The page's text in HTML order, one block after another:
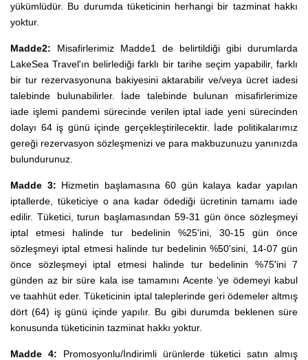
yükümlüdür. Bu durumda tüketicinin herhangi bir tazminat hakkı
yoktur.
Madde2: Misafirlerimiz Madde1 de belirtildiği gibi durumlarda
LakeSea Travel'ın belirlediği farklı bir tarihe seçim yapabilir, farklı
bir tur rezervasyonuna bakiyesini aktarabilir ve/veya ücret iadesi
talebinde bulunabilirler. İade talebinde bulunan misafirlerimize
iade işlemi pandemi sürecinde verilen iptal iade yeni sürecinden
dolayı 64 iş günü içinde gerçekleştirilecektir. İade politikalarımız
gereği rezervasyon sözleşmenizi ve para makbuzunuzu yanınızda
bulundurunuz.
Madde 3: Hizmetin başlamasına 60 gün kalaya kadar yapılan
iptallerde, tüketiciye o ana kadar ödediği ücretinin tamamı iade
edilir. Tüketici, turun başlamasından 59-31 gün önce sözleşmeyi
iptal etmesi halinde tur bedelinin %25'ini, 30-15 gün önce
sözleşmeyi iptal etmesi halinde tur bedelinin %50'sini, 14-07 gün
önce sözleşmeyi iptal etmesi halinde tur bedelinin %75'ini 7
günden az bir süre kala ise tamamını Acente ‘ye ödemeyi kabul
ve taahhüt eder. Tüketicinin iptal taleplerinde geri ödemeler altmış
dört (64) iş günü içinde yapılır. Bu gibi durumda beklenen süre
konusunda tüketicinin tazminat hakkı yoktur.
Madde 4: Promosyonlu/İndirimli ürünlerde tüketici satın almış